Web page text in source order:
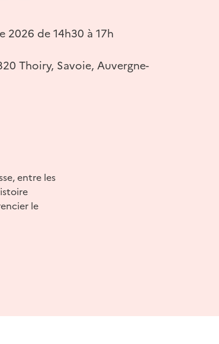
2026 de 14h30 à 17h
Thoiry, Savoie, Auvergne-
entre les
le